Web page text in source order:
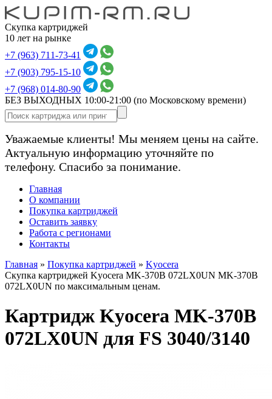
Скупка картриджей
10 лет на рынке
+7 (963) 711-73-41
+7 (903) 795-15-10
+7 (968) 014-80-90
БЕЗ ВЫХОДНЫХ 10:00-21:00 (по Московскому времени)
Уважаемые клиенты! Мы меняем цены на сайте.
Актуальную информацию уточняйте по
телефону. Спасибо за понимание.
Главная
О компании
Покупка картриджей
Оставить заявку
Работа с регионами
Контакты
Главная » Покупка картриджей » Kyocera
Скупка картриджей Kyocera MK-370B 072LX0UN MK-370B
072LX0UN по максимальным ценам.
Картридж Kyocera MK-370B
072LX0UN для FS 3040/3140